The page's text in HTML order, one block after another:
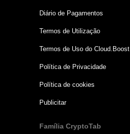
Diário de Pagamentos
Termos de Utilização
Termos de Uso do Cloud.Boost
Política de Privacidade
Política de cookies
Publicitar
Família CryptoTab